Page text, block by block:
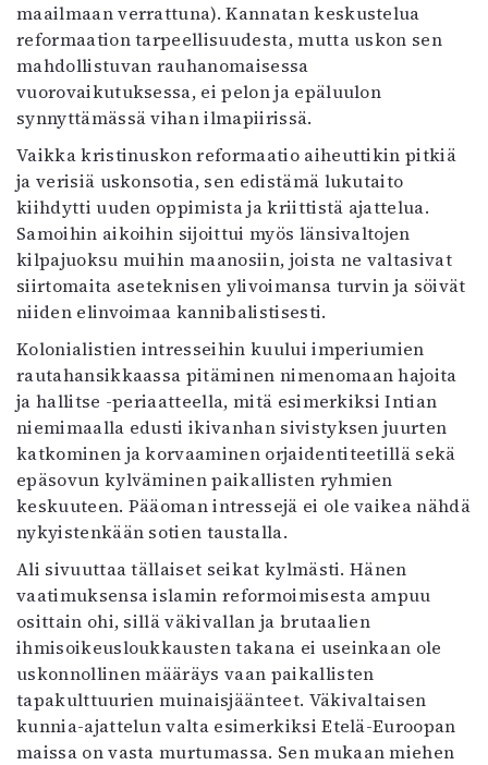
maailmaan verrattuna). Kannatan keskustelua
reformaation tarpeellisuudesta, mutta uskon sen
mahdollistuvan rauhanomaisessa
vuorovaikutuksessa, ei pelon ja epäluulon
synnyttämässä vihan ilmapiirissä.
Vaikka kristinuskon reformaatio aiheuttikin pitkiä
ja verisiä uskonsotia, sen edistämä lukutaito
kiihdytti uuden oppimista ja kriittistä ajattelua.
Samoihin aikoihin sijoittui myös länsivaltojen
kilpajuoksu muihin maanosiin, joista ne valtasivat
siirtomaita aseteknisen ylivoimansa turvin ja söivät
niiden elinvoimaa kannibalistisesti.
Kolonialistien intresseihin kuului imperiumien
rautahansikkaassa pitäminen nimenomaan hajoita
ja hallitse -periaatteella, mitä esimerkiksi Intian
niemimaalla edusti ikivanhan sivistyksen juurten
katkominen ja korvaaminen orjaidentiteetillä sekä
epäsovun kylväminen paikallisten ryhmien
keskuuteen. Pääoman intressejä ei ole vaikea nähdä
nykyistenkään sotien taustalla.
Ali sivuuttaa tällaiset seikat kylmästi. Hänen
vaatimuksensa islamin reformoimisesta ampuu
osittain ohi, sillä väkivallan ja brutaalien
ihmisoikeusloukkausten takana ei useinkaan ole
uskonnollinen määräys vaan paikallisten
tapakulttuurien muinaisjäänteet. Väkivaltaisen
kunnia-ajattelun valta esimerkiksi Etelä-Euroopan
maissa on vasta murtumassa. Sen mukaan miehen